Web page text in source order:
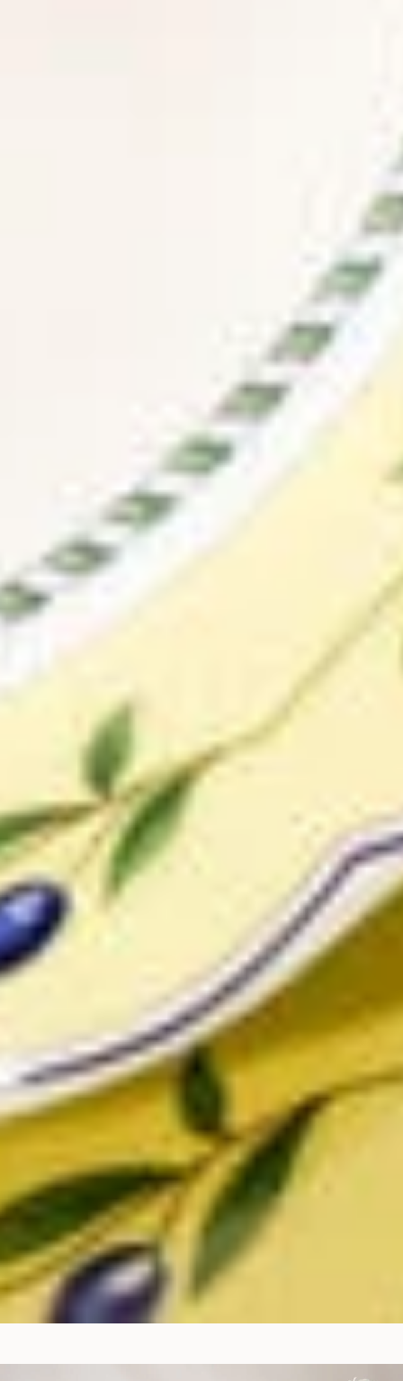
MARIA THERESIA MEDLEY -
MANTOVA
Rim plate 19 cm